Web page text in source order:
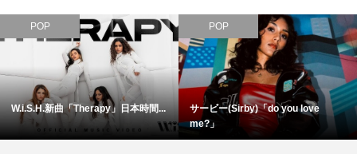
POP
W.i.S.H.新曲「Therapy」日本時間...
POP
サービー(Sirby)「do you love
me?」